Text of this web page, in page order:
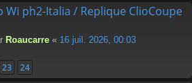
Wi ph2-Italia / Replique ClioCoupe
Roaucarre « 16 juil. 2026, 00:03
23 24